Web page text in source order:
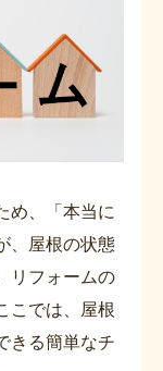
め、「本当に
、屋根の状態
リフォームの
こでは、屋根
きる簡単なチ